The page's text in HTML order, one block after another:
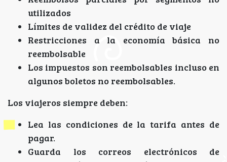
utilizados
Límites de validez del crédito de viaje
Restricciones a la economía básica no
reembolsable
Los impuestos son reembolsables incluso en
algunos boletos no reembolsables.
Los viajeros siempre deben:
Lea las condiciones de la tarifa antes de
pagar.
Guarda los correos electrónicos de